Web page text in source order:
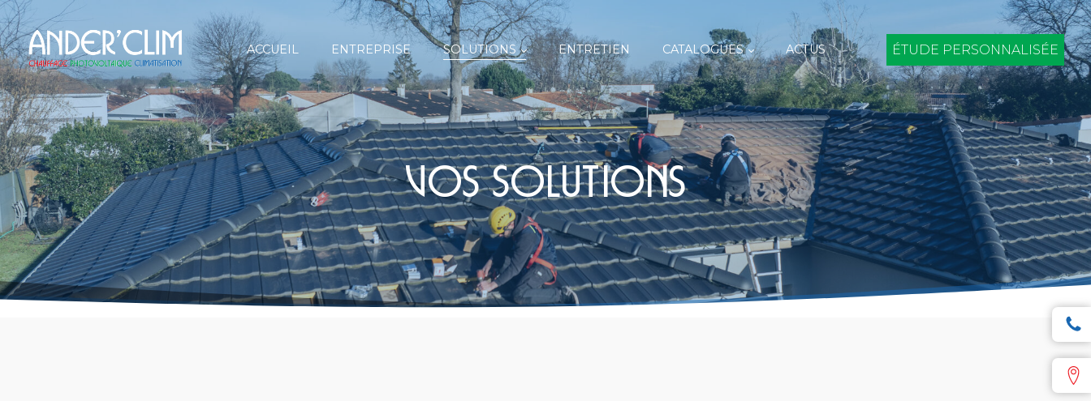
ACCUEIL ENTREPRISE SOLUTIONS ENTRETIEN CATALOGUES ACTUS ÉTUDE PERSONNALISÉE
Vos solutions